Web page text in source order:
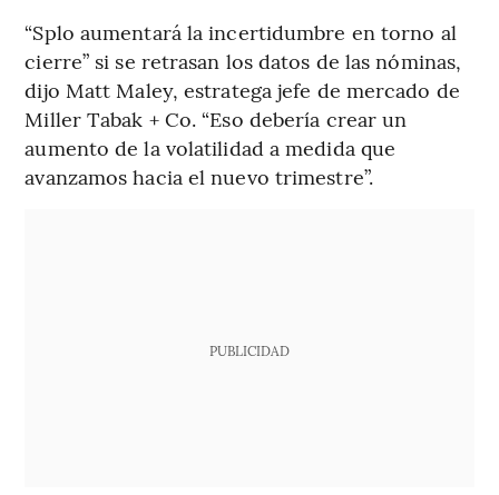
“Splo aumentará la incertidumbre en torno al
cierre” si se retrasan los datos de las nóminas,
dijo Matt Maley, estratega jefe de mercado de
Miller Tabak + Co. “Eso debería crear un
aumento de la volatilidad a medida que
avanzamos hacia el nuevo trimestre”.
PUBLICIDAD